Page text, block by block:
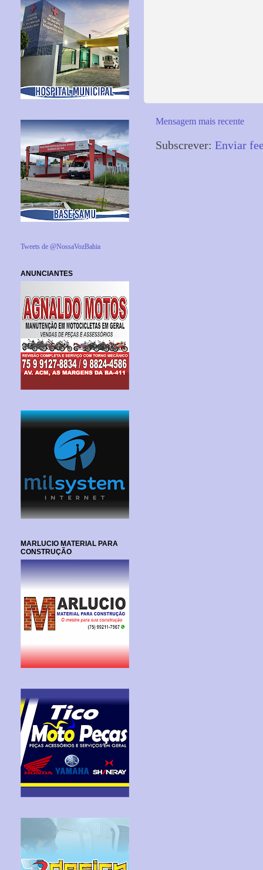
Mensagem mais recente
Subscrever: Enviar
Tweets de @NossaVozBahia
ANUNCIANTES
MARLUCIO MATERIAL PARA
CONSTRUÇÃO